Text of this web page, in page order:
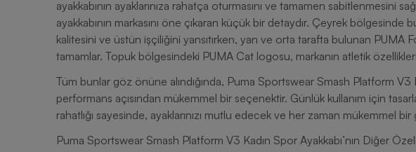
ayakkabının ayaklarınıza rahatça oturmasını ve tamamen sabitlenmesini
ayakkabının markasını öne çıkaran küçük bir detaydır. Çeyrek
kalitesini ve üstün işçiliğini yansıtırken, yan ve orta tarafta bulunan PUMA
tamamlar. Topuk bölgesindeki PUMA Cat logosu, markanın atletik
Tüm bunlar göz önüne alındığında, Puma Sportswear Smash Platform V3
performans açısından mükemmel bir seçenektir. Günlük kullanım için
rahatlığı sayesinde, ayaklarınızı mutlu edecek ve her zaman mükemmel
Puma Sportswear Smash Platform V3 Kadın Spor Ayakkabı’nın Diğer